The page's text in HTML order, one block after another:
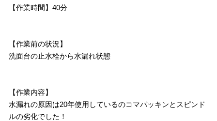
【作業時間】40分
【作業前の状況】
洗面台の止水栓から水漏れ状態
【作業内容】
水漏れの原因は20年使用しているのコマパッキンとスピンド
ルの劣化でした！